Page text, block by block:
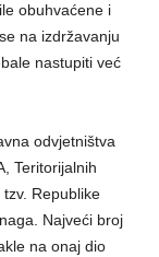
obuhvaćene i
na izdržavanju
nastupiti već
odvjetništva
Teritorijalnih
Republike
Najveći broj
na onaj dio